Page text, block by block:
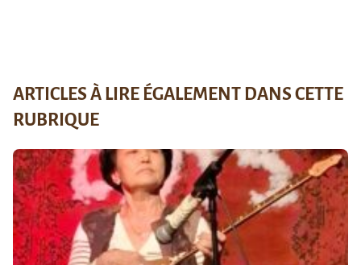
ARTICLES À LIRE ÉGALEMENT DANS CETTE
RUBRIQUE